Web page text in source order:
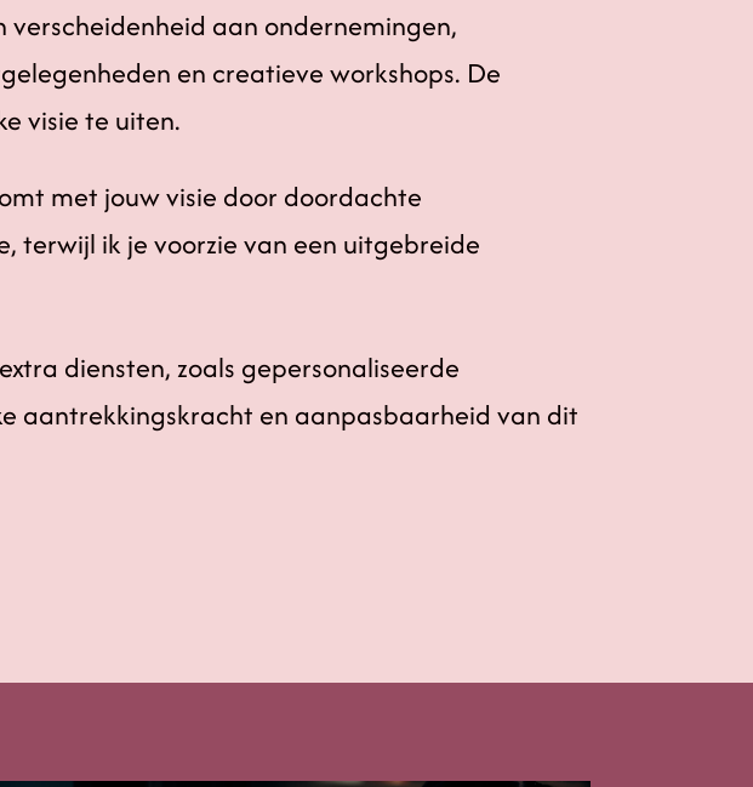
aan ondernemingen,
en creatieve workshops. De
visie te uiten.
met jouw visie door doordachte
terwijl ik je voorzie van een uitgebreide
diensten, zoals gepersonaliseerde
aantrekkingskracht en aanpasbaarheid van dit